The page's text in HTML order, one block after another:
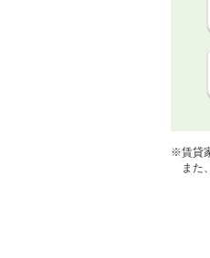
※賃貸
また